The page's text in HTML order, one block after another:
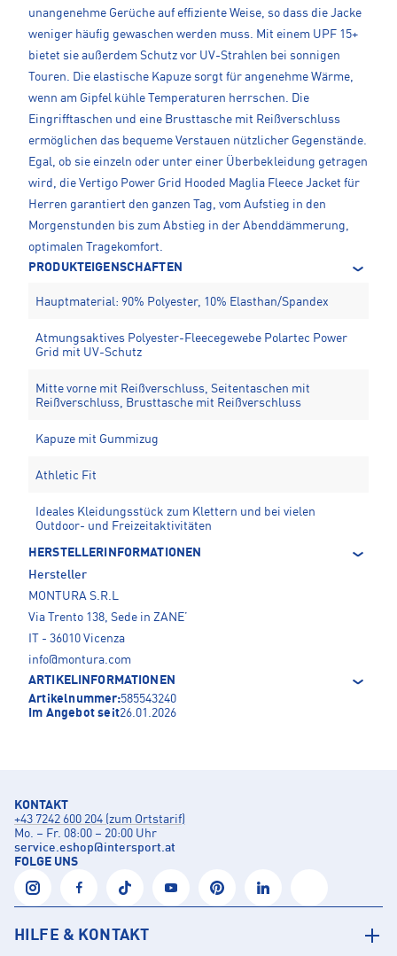
unangenehme Gerüche auf effiziente Weise, so dass die Jacke
weniger häufig gewaschen werden muss. Mit einem UPF 15+
bietet sie außerdem Schutz vor UV-Strahlen bei sonnigen
Touren. Die elastische Kapuze sorgt für angenehme Wärme,
wenn am Gipfel kühle Temperaturen herrschen. Die
Eingrifftaschen und eine Brusttasche mit Reißverschluss
ermöglichen das bequeme Verstauen nützlicher Gegenstände.
Egal, ob sie einzeln oder unter einer Überbekleidung getragen
wird, die Vertigo Power Grid Hooded Maglia Fleece Jacket für
Herren garantiert den ganzen Tag, vom Aufstieg in den
Morgenstunden bis zum Abstieg in der Abenddämmerung,
optimalen Tragekomfort.
PRODUKTEIGENSCHAFTEN
Hauptmaterial: 90% Polyester, 10% Elasthan/Spandex
Atmungsaktives Polyester-Fleecegewebe Polartec Power
Grid mit UV-Schutz
Mitte vorne mit Reißverschluss, Seitentaschen mit
Reißverschluss, Brusttasche mit Reißverschluss
Kapuze mit Gummizug
Athletic Fit
Ideales Kleidungsstück zum Klettern und bei vielen
Outdoor- und Freizeitaktivitäten
HERSTELLERINFORMATIONEN
Hersteller
MONTURA S.R.L
Via Trento 138, Sede in ZANE’
IT - 36010 Vicenza
info@montura.com
ARTIKELINFORMATIONEN
Artikelnummer:585543240
Im Angebot seit26.01.2026
KONTAKT
+43 7242 600 204 (zum Ortstarif)
Mo. – Fr. 08:00 – 20:00 Uhr
service.eshop@intersport.at
FOLGE UNS
HILFE & KONTAKT